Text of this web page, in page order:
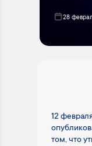
28
12
том, что